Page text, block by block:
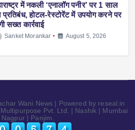
में नकली ‘एनालॉग पनीर’ पर 1 साल
प्रतिबंध, होटल-रेस्टोरेंट में उपयोग करने पर
सख्त कार्रवाई
Sanket Morankar August 5, 2026
Wani News | Powered by reseal.in
Pvt. Ltd. | Nashik | Mumbai
Nagpur | Panjim.